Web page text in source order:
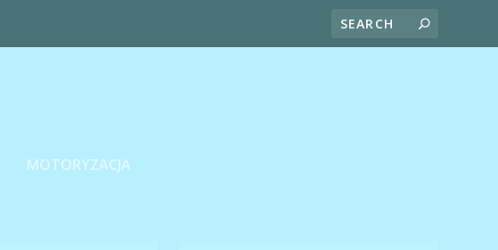
MOTORYZACJA